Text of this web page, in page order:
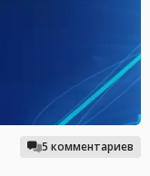
5 комментариев